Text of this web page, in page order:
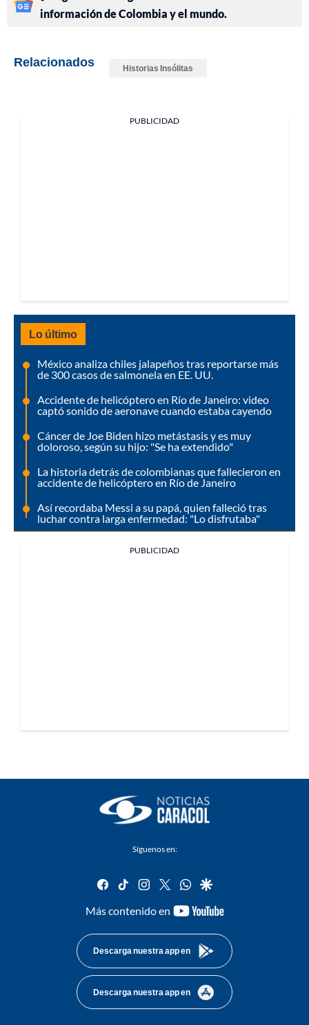
información de Colombia y el mundo.
Relacionados Historias Insólitas
PUBLICIDAD
Lo último
México analiza chiles jalapeños tras reportarse más
de 300 casos de salmonela en EE. UU.
Accidente de helicóptero en Río de Janeiro: video
captó sonido de aeronave cuando estaba cayendo
Cáncer de Joe Biden hizo metástasis y es muy
doloroso, según su hijo: "Se ha extendido"
La historia detrás de colombianas que fallecieron en
accidente de helicóptero en Río de Janeiro
Así recordaba Messi a su papá, quien falleció tras
luchar contra larga enfermedad: "Lo disfrutaba"
PUBLICIDAD
Síguenos en:
facebook
tiktok instagram
twitterwhatsapp
google
Más contenido en
youtube-
Descarga nuestra app en
Descarga nuestra app en